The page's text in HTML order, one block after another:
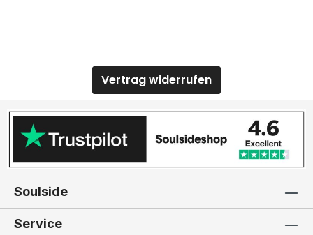
Vertrag widerrufen
Soulside
Service